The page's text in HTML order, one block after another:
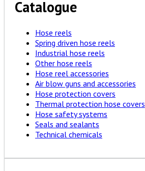
Catalogue
Hose reels
Spring driven hose reels
Industrial hose reels
Other hose reels
Hose reel accessories
Air blow guns and accessories
Hose protection covers
Thermal protection hose covers
Hose safety systems
Seals and sealants
Technical chemicals